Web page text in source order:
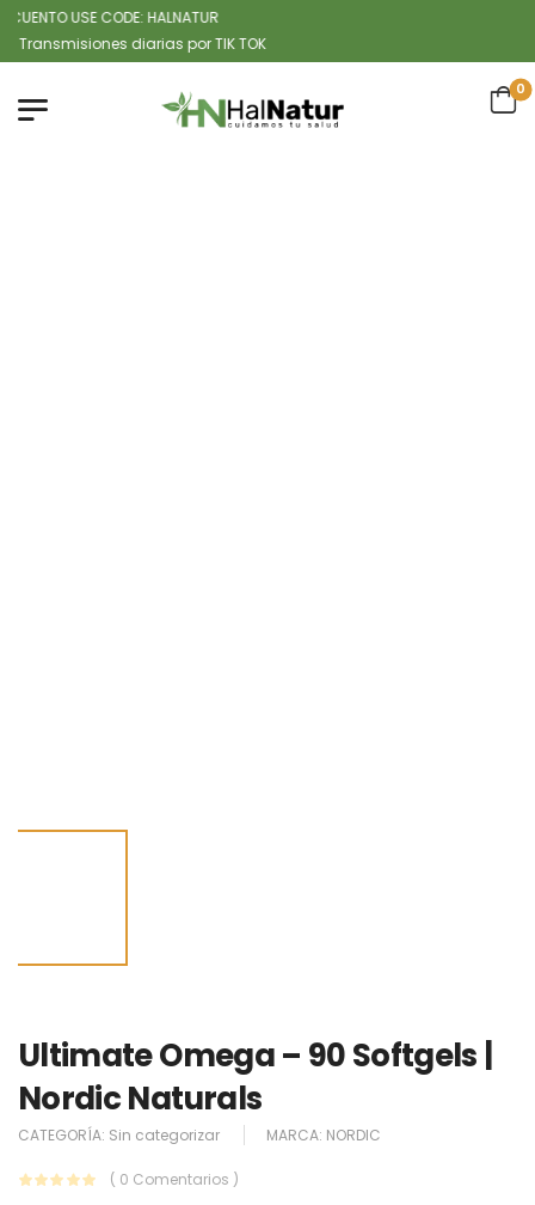
USE CODE: HALNATUR
diarias por TIK TOK
0
Ultimate Omega – 90 Softgels |
Nordic Naturals
CATEGORÍA: Sin categorizar MARCA: NORDIC
( 0 Comentarios )